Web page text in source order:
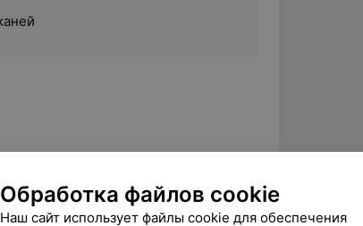
Обработка файлов cookie
Наш сайт использует файлы cookie для обеспечения